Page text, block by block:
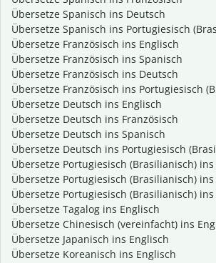
Übersetze Spanisch ins Deutsch
Übersetze Spanisch ins Portugiesisch
Übersetze Französisch ins Englisch
Übersetze Französisch ins Spanisch
Übersetze Französisch ins Deutsch
Übersetze Französisch ins Portugiesisch
Übersetze Deutsch ins Englisch
Übersetze Deutsch ins Französisch
Übersetze Deutsch ins Spanisch
Übersetze Deutsch ins Portugiesisch
Übersetze Portugiesisch (Brasilianisch) ins
Übersetze Portugiesisch (Brasilianisch) ins
Übersetze Portugiesisch (Brasilianisch)
Übersetze Tagalog ins Englisch
Übersetze Chinesisch (vereinfacht) ins
Übersetze Japanisch ins Englisch
Übersetze Koreanisch ins Englisch